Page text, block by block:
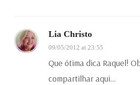
Lia Christo
09/05/2012 at 23:55
Que ótima dica Raquel!
compartilhar aqui…